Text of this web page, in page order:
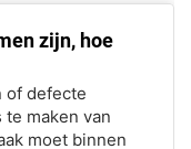
zijn, hoe
of defecte
maken van
moet binnen